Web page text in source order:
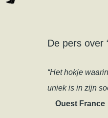
De pers over
“Het hokje
uniek is in zijn
Ouest France